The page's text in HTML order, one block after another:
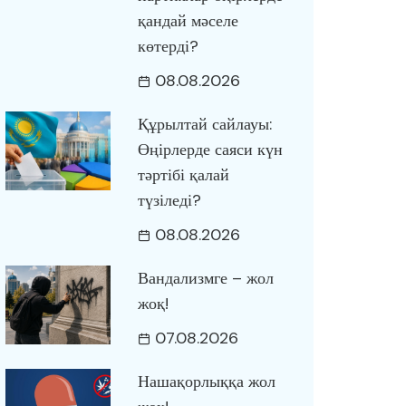
қандай мәселе
көтерді?
08.08.2026
Құрылтай сайлауы:
Өңірлерде саяси күн
тәртібі қалай
түзіледі?
08.08.2026
Вандализмге – жол
жоқ!
07.08.2026
Нашақорлыққа жол